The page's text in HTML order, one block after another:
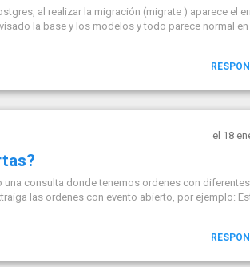
al realizar la migración (migrate ) aparece el
la base y los modelos y todo parece normal en
el 18
consulta donde tenemos ordenes con diferentes
las ordenes con evento abierto, por ejemplo: